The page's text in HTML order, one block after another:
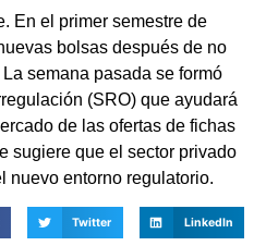
En el primer semestre de
bolsas después de no
semana pasada se formó
(SRO) que ayudará
de las ofertas de fichas
sugiere que el sector privado
nuevo entorno regulatorio.
Twitter LinkedIn